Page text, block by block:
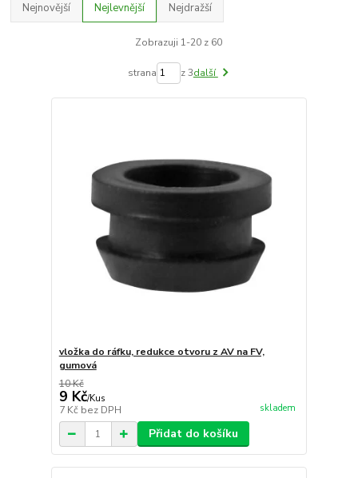
Nejnovější Nejlevnější Nejdražší
Zobrazuji 1-20 z 60
strana z 3další
vložka do ráfku, redukce otvoru z AV na FV,
gumová
10 Kč
9 Kč/Kus
7 Kč bez DPH skladem
Přidat do košíku